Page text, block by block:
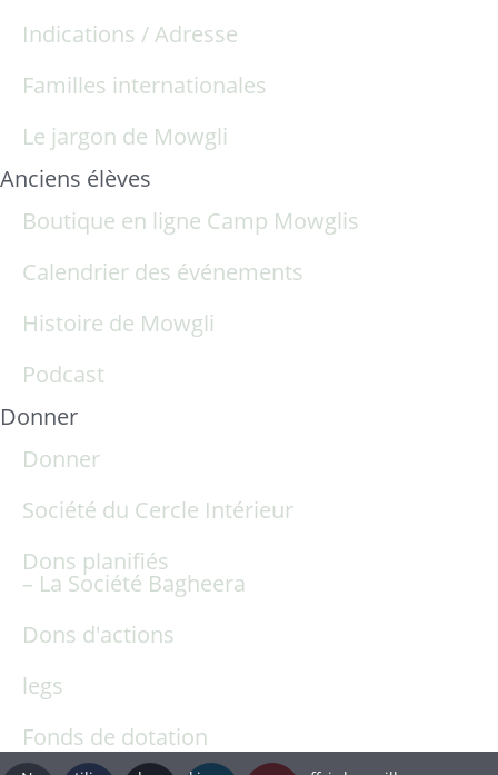
Indications / Adresse
Familles internationales
Le jargon de Mowgli
Anciens élèves
Boutique en ligne Camp Mowglis
Calendrier des événements
Histoire de Mowgli
Podcast
Donner
Donner
Société du Cercle Intérieur
Dons planifiés
– La Société Bagheera
Dons d'actions
legs
Fonds de dotation